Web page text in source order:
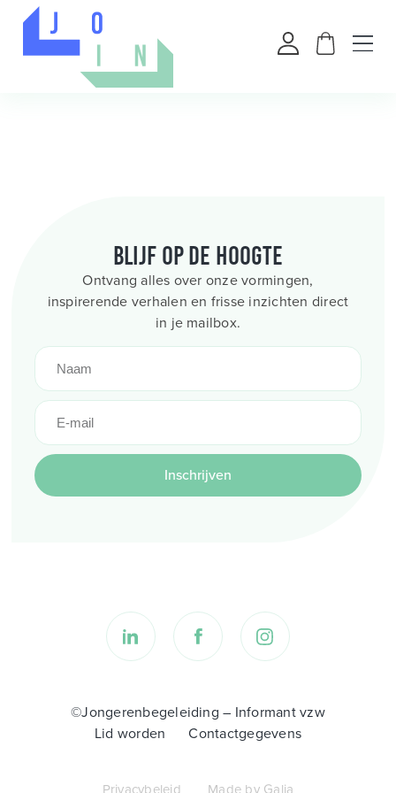
Blijf op de hoogte
Ontvang alles over onze vormingen,
inspirerende verhalen en frisse inzichten direct
in je mailbox.
Inschrijven
©Jongerenbegeleiding – Informant vzw
Lid worden
Contactgegevens